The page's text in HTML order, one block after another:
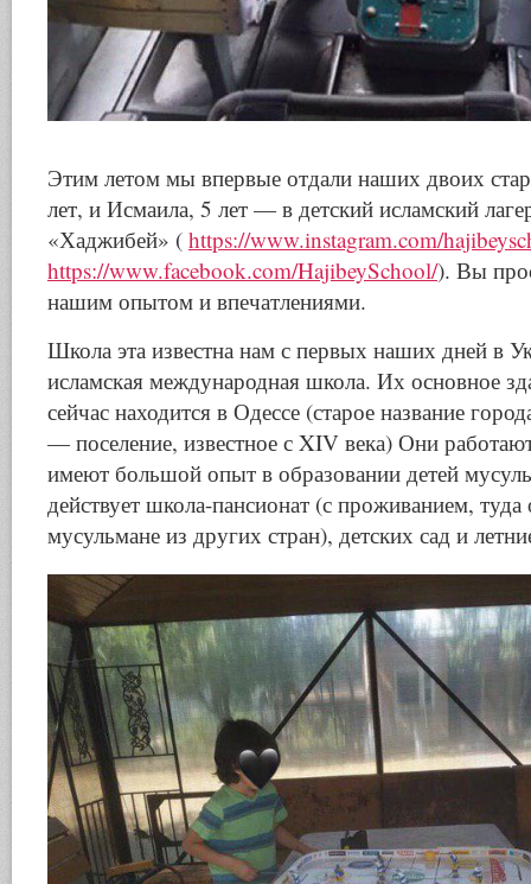
Этим летом мы впервые отдали наших двоих
лет, и Исмаила, 5 лет — в детский исламский
«Хаджибей» ( https://www.instagram.com/
https://www.facebook.com/HajibeySchool/). Вы
нашим опытом и впечатлениями.
Школа эта известна нам с первых наших дней в
исламская международная школа. Их основное
сейчас находится в Одессе (старое название
— поселение, известное с XIV века) Они
имеют большой опыт в образовании детей
действует школа-пансионат (с проживанием,
мусульмане из других стран), детских сад и